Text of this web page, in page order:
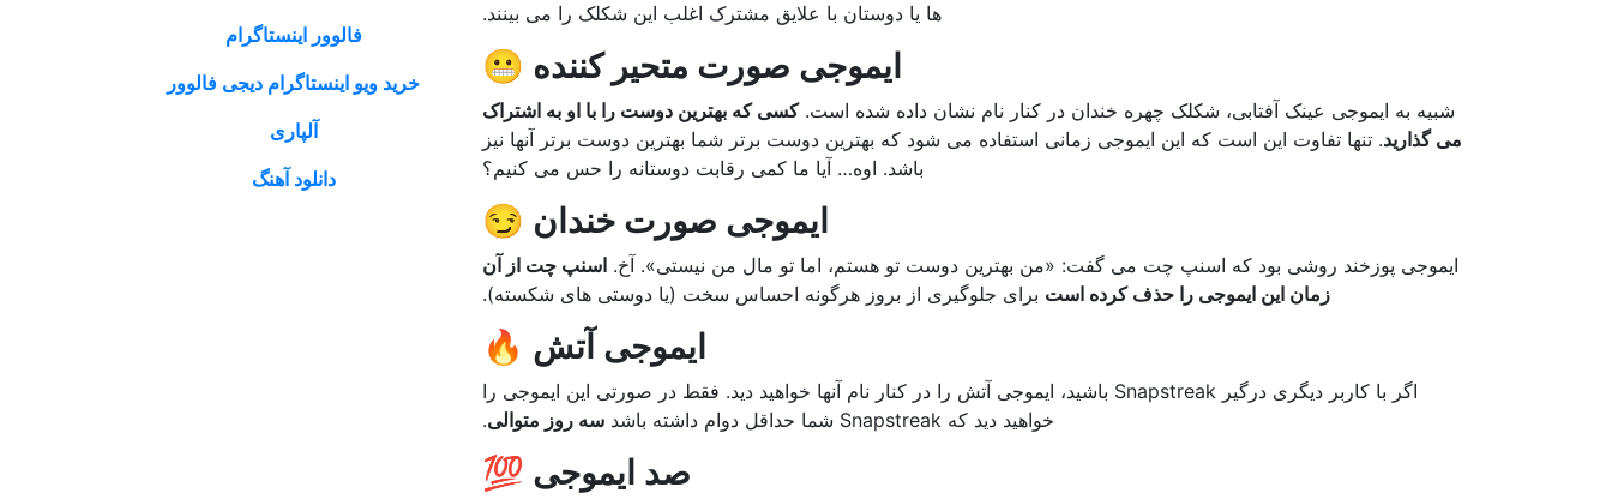
ها یا دوستان با علایق مشترک اغلب این شکلک را می بینند.
ایموجی صورت متحیر کننده 😬
شبیه به ایموجی عینک آفتابی، شکلک چهره خندان در کنار نام نشان داده شده است.کسی که بهترین دوست را با او به اشتراک
می گذارید. تنها تفاوت این است که این ایموجی زمانی استفاده می شود که بهترین دوست برتر شما بهترین دوست برتر آنها نیز
باشد. اوه… آیا ما کمی رقابت دوستانه را حس می کنیم؟
ایموجی صورت خندان 😏
ایموجی پوزخند روشی بود که اسنپ چت می گفت: «من بهترین دوست تو هستم، اما تو مال من نیستی». آخ. اسنپ ​​چت از آن
زمان این ایموجی را حذف کرده است برای جلوگیری از بروز هرگونه احساس سخت (یا دوستی های شکسته).
ایموجی آتش 🔥
اگر با کاربر دیگری درگیر Snapstreak باشید، ایموجی آتش را در کنار نام آنها خواهید دید. فقط در صورتی این ایموجی را
خواهید دید که Snapstreak شما حداقل دوام داشته باشد
سه روز متوالی.
صد ایموجی 💯
فالوور اینستاگرام
خرید ویو اینستاگرام دیجی فالوور
آلپاری
دانلود آهنگ